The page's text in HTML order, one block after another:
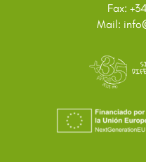
Fax:
Mail: info